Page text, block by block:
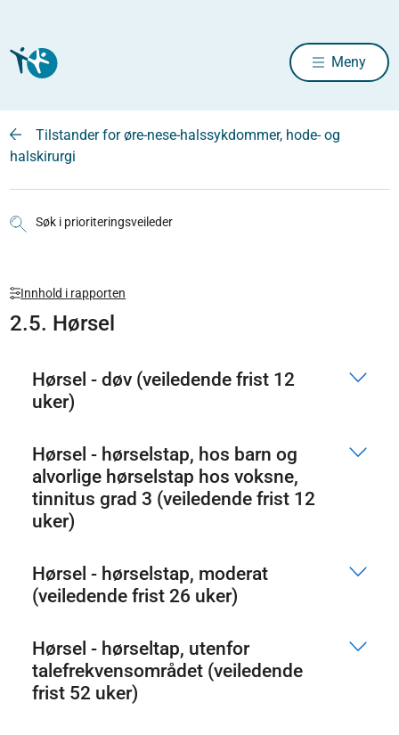
Meny
Tilstander for øre-nese-halssykdommer, hode- og
halskirurgi
Søk i prioriteringsveileder
Innhold i rapporten
2.5. Hørsel
Hørsel - døv (veiledende frist 12
uker)
Hørsel - hørselstap, hos barn og
alvorlige hørselstap hos voksne,
tinnitus grad 3 (veiledende frist 12
uker)
Hørsel - hørselstap, moderat
(veiledende frist 26 uker)
Hørsel - hørseltap, utenfor
talefrekvensområdet (veiledende
frist 52 uker)